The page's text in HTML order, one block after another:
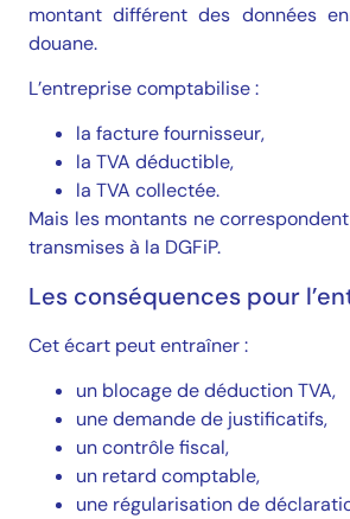
montant différent des données
douane.
L’entreprise comptabilise :
la facture fournisseur,
la TVA déductible,
la TVA collectée.
Mais les montants ne
transmises à la DGFiP.
Les conséquences pour
Cet écart peut entraîner :
un blocage de déduction TVA,
une demande de justificatifs,
un contrôle fiscal,
un retard comptable,
une régularisation de